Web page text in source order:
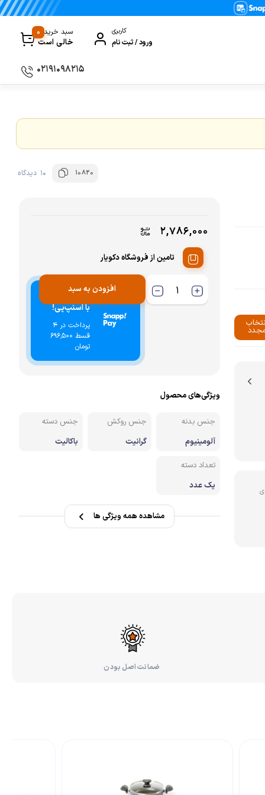
کاربری
ورود / ثبت نام
سبد خرید
خالی است
0
ظروف سرو و پذیرایی
ظروف نگهداری
۰۲۱۹۱۰۹۸۲۱۵
10820 10 دیدگاه
۲,۷۸۶,۰۰۰
تامین از فروشگاه دکویار
افزودن به سبد
خرید اقساطی
با اسنپ‌پی!
پرداخت در 4
قسط ۶۹۶٬۵۰۰
تومان
ویژگی‌های محصول
جنس بدنه
آلومینیوم
جنس روکش
گرانیت
جنس دسته
باکالیت
تعداد دسته
یک عدد
مشاهده همه ویژگی ها
ضمانت اصل بودن